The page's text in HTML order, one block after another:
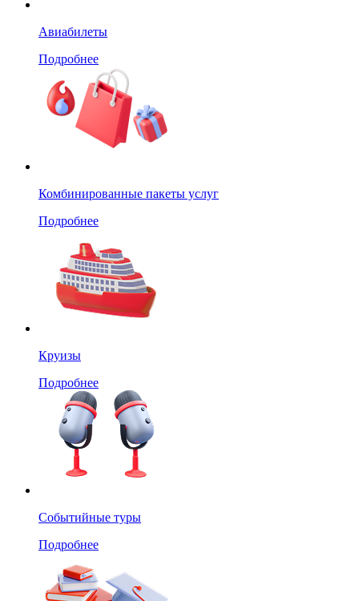
Авиабилеты
Подробнее
Комбинированные пакеты услуг
Подробнее
Круизы
Подробнее
Событийные туры
Подробнее